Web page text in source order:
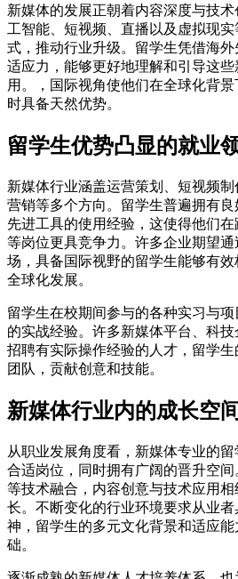
新媒体的发展正朝着内容深度与技
工智能、短视频、直播以及虚拟现
式，推动行业升级。留学生凭借海
适应力，能够更好地理解和引导这
用。，国际视角使他们在全球化背
时具备天然优势。
留学生优势凸显的就业
新媒体行业涵盖运营策划、短视频
营销等多个方向。留学生普遍拥有
先进工具的使用经验，这使得他们
等岗位更具竞争力。许多企业期望
场，具备国际视野的留学生能够有
全球化发展。
留学生在校期间参与的各种实习与
的实战经验。许多新媒体平台、科
招聘有实际操作经验的人才，留学
团队，贡献创意和技能。
新媒体行业内的成长空
从职业发展角度看，新媒体专业的
合适岗位，同时拥有广阔的晋升空
等技术融合，内容创意与技术应用
长。不断变化的行业环境要求从业
神，留学生的多元文化背景和适应
础。